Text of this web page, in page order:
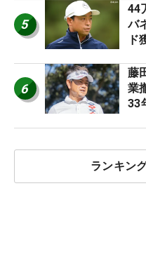
5
44
バ
ド
6
藤
業
33
ランキン